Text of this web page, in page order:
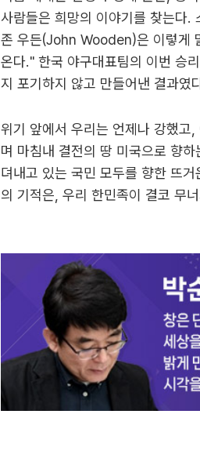
사람들은 희망의 이야기를 찾는다.
존 우든(John Wooden)은 이렇게
온다." 한국 야구대표팀의 이번 승
지 포기하지 않고 만들어낸 결과였
위기 앞에서 우리는 언제나 강했고
며 마침내 결전의 땅 미국으로 향
뎌내고 있는 국민 모두를 향한 뜨
의 기적은, 우리 한민족이 결코 무